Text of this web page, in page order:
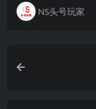
NS头号玩家